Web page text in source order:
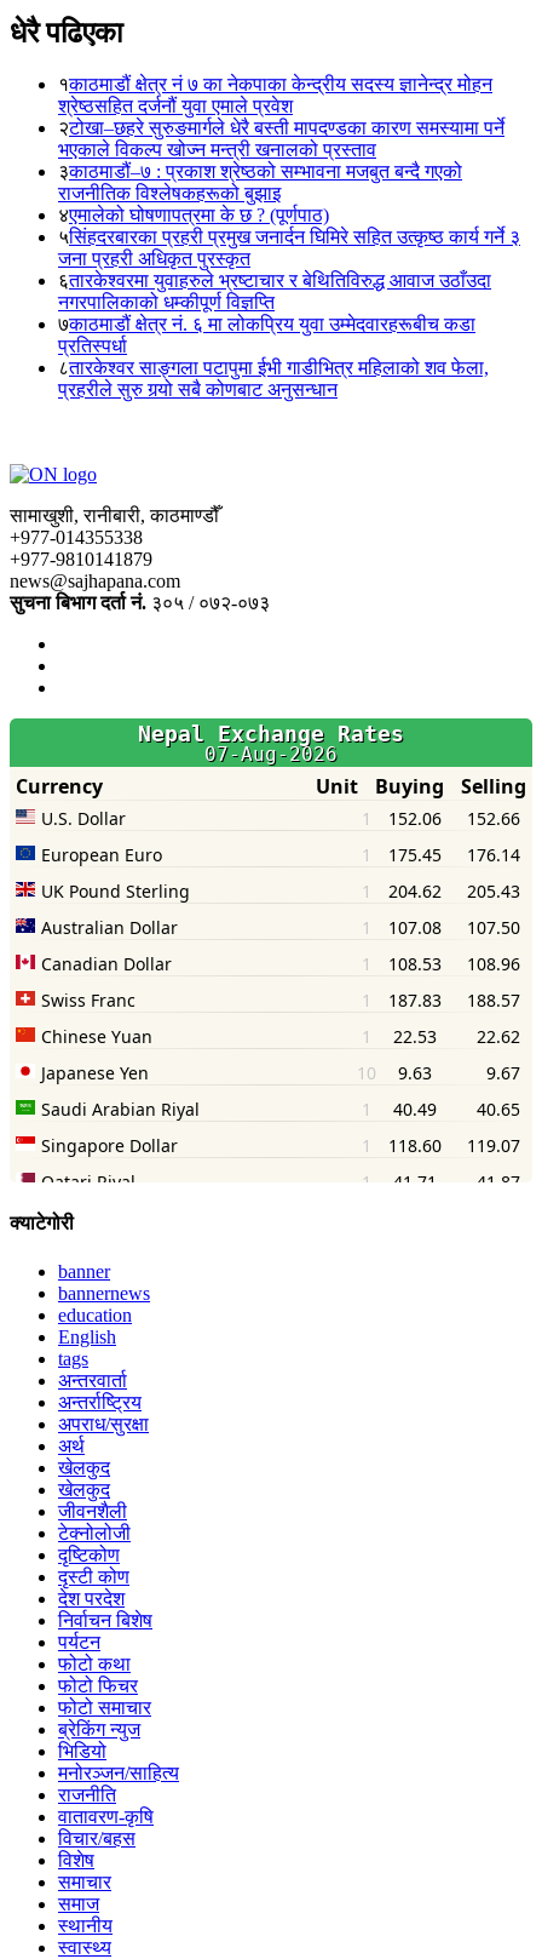
धेरै पढिएका
१काठमाडौं क्षेत्र नं ७ का नेकपाका केन्द्रीय सदस्य ज्ञानेन्द्र मोहन
श्रेष्ठसहित दर्जनौं युवा एमाले प्रवेश
२टोखा–छहरे सुरुङमार्गले धेरै बस्ती मापदण्डका कारण समस्यामा पर्ने
भएकाले विकल्प खोज्न मन्त्री खनालको प्रस्ताव
३काठमाडौं–७ : प्रकाश श्रेष्ठको सम्भावना मजबुत बन्दै गएको
राजनीतिक विश्लेषकहरूको बुझाइ
४एमालेको घोषणापत्रमा के छ ? (पूर्णपाठ)
५सिंहदरबारका प्रहरी प्रमुख जनार्दन घिमिरे सहित उत्कृष्ठ कार्य गर्ने ३
जना प्रहरी अधिकृत पुरस्कृत
६तारकेश्वरमा युवाहरुले भ्रष्टाचार र बेथितिविरुद्ध आवाज उठाँउदा
नगरपालिकाको धम्कीपूर्ण विज्ञप्ति
७काठमाडौं क्षेत्र नं. ६ मा लोकप्रिय युवा उम्मेदवारहरूबीच कडा
प्रतिस्पर्धा
८तारकेश्वर साङ्गला पटापुमा ईभी गाडीभित्र महिलाको शव फेला,
प्रहरीले सुरु गर्‍यो सबै कोणबाट अनुसन्धान
सामाखुशी, रानीबारी, काठमाण्डौँ
+977-014355338
+977-9810141879
news@sajhapana.com
सुचना बिभाग दर्ता नं. ३०५ / ०७२-०७३
क्याटेगोरी
banner
bannernews
education
English
tags
अन्तरवार्ता
अन्तर्राष्ट्रिय
अपराध/सुरक्षा
अर्थ
खेलकुद
खेलकुद
जीवनशैली
टेक्नोलोजी
दृष्टिकोण
दृस्टी कोण
देश परदेश
निर्वाचन बिशेष
पर्यटन
फोटो कथा
फोटो फिचर
फोटो समाचार
ब्रेकिंग न्युज
भिडियो
मनोरञ्जन/साहित्य
राजनीति
वातावरण-कृषि
विचार/बहस
विशेष
समाचार
समाज
स्थानीय
स्वास्थ्य